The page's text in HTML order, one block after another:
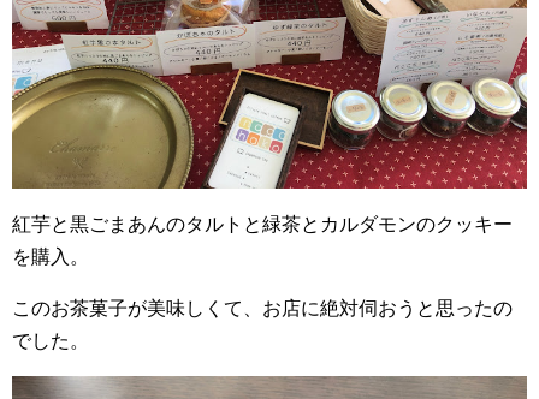
紅芋と黒ごまあんのタルトと緑茶とカルダモンのクッキー
を購入。
このお茶菓子が美味しくて、お店に絶対伺おうと思ったの
でした。